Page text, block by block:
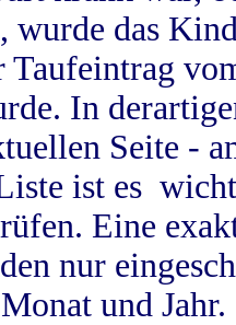
wurde das
Taufeintrag
In
Seite -
ist es
Eine
nur
und Jahr.